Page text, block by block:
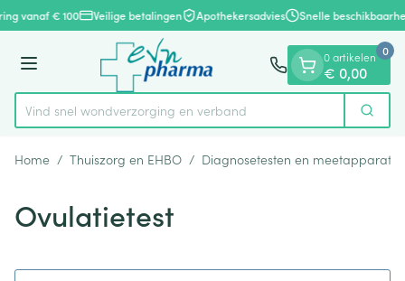
Ga naar de inhoud
1 van 1
vanaf € 100 Veilige betalingen Apothekersadvies Snelle
Menu
Product, merk, categorie...
Vind snel wondverzorging en verba Zoek
0 artikelen
€ 0,00
0
Home / Thuiszorg en EHBO / Diagnosetesten en
Ovulatietest